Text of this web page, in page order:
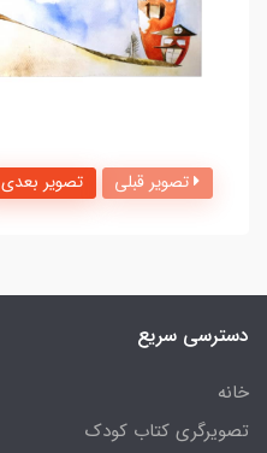
تصویر قبلی تصویر بعدی
دسترسی سریع
خانه
تصویرگری کتاب کودک